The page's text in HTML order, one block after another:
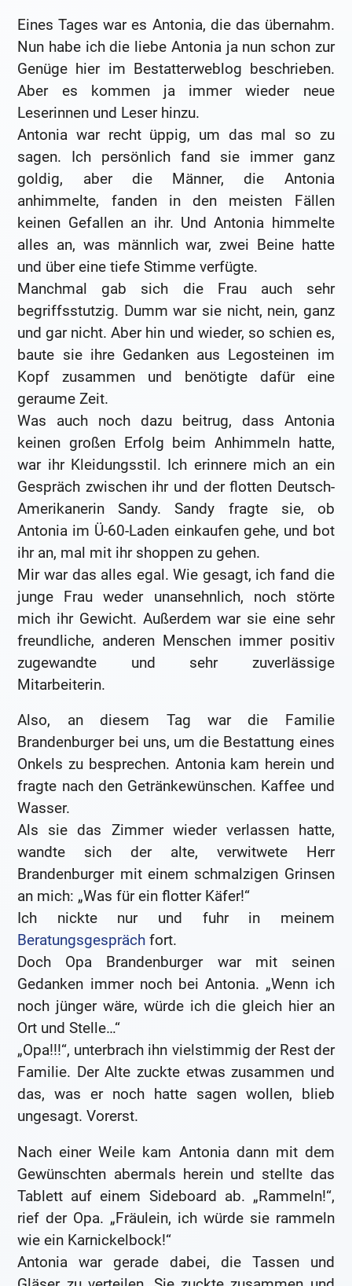
Eines Tages war es Antonia, die das übernahm.
Nun habe ich die liebe Antonia ja nun schon zur
Genüge hier im Bestatterweblog beschrieben.
Aber es kommen ja immer wieder neue
Leserinnen und Leser hinzu.
Antonia war recht üppig, um das mal so zu
sagen. Ich persönlich fand sie immer ganz
goldig, aber die Männer, die Antonia
anhimmelte, fanden in den meisten Fällen
keinen Gefallen an ihr. Und Antonia himmelte
alles an, was männlich war, zwei Beine hatte
und über eine tiefe Stimme verfügte.
Manchmal gab sich die Frau auch sehr
begriffsstutzig. Dumm war sie nicht, nein, ganz
und gar nicht. Aber hin und wieder, so schien es,
baute sie ihre Gedanken aus Legosteinen im
Kopf zusammen und benötigte dafür eine
geraume Zeit.
Was auch noch dazu beitrug, dass Antonia
keinen großen Erfolg beim Anhimmeln hatte,
war ihr Kleidungsstil. Ich erinnere mich an ein
Gespräch zwischen ihr und der flotten Deutsch-
Amerikanerin Sandy. Sandy fragte sie, ob
Antonia im Ü-60-Laden einkaufen gehe, und bot
ihr an, mal mit ihr shoppen zu gehen.
Mir war das alles egal. Wie gesagt, ich fand die
junge Frau weder unansehnlich, noch störte
mich ihr Gewicht. Außerdem war sie eine sehr
freundliche, anderen Menschen immer positiv
zugewandte und sehr zuverlässige
Mitarbeiterin.
Also, an diesem Tag war die Familie
Brandenburger bei uns, um die Bestattung eines
Onkels zu besprechen. Antonia kam herein und
fragte nach den Getränkewünschen. Kaffee und
Wasser.
Als sie das Zimmer wieder verlassen hatte,
wandte sich der alte, verwitwete Herr
Brandenburger mit einem schmalzigen Grinsen
an mich: „Was für ein flotter Käfer!“
Ich nickte nur und fuhr in meinem
Beratungsgespräch fort.
Doch Opa Brandenburger war mit seinen
Gedanken immer noch bei Antonia. „Wenn ich
noch jünger wäre, würde ich die gleich hier an
Ort und Stelle…“
„Opa!!!“, unterbrach ihn vielstimmig der Rest der
Familie. Der Alte zuckte etwas zusammen und
das, was er noch hatte sagen wollen, blieb
ungesagt. Vorerst.
Nach einer Weile kam Antonia dann mit dem
Gewünschten abermals herein und stellte das
Tablett auf einem Sideboard ab. „Rammeln!“,
rief der Opa. „Fräulein, ich würde sie rammeln
wie ein Karnickelbock!“
Antonia war gerade dabei, die Tassen und